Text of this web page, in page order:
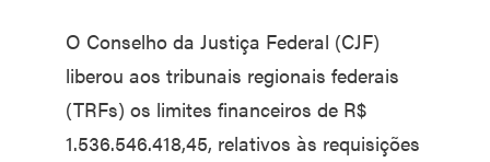
O Conselho da Justiça Federal (CJF)
liberou aos tribunais regionais federais
(TRFs) os limites financeiros de R$
1.536.546.418,45, relativos às requisições